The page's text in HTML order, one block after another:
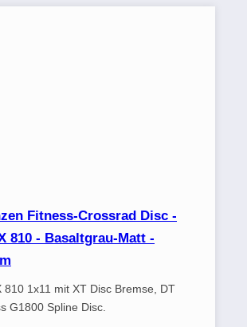
Fitness-Crossrad Disc -
810 - Basaltgrau-Matt -
810 1x11 mit XT Disc Bremse, DT
G1800 Spline Disc.